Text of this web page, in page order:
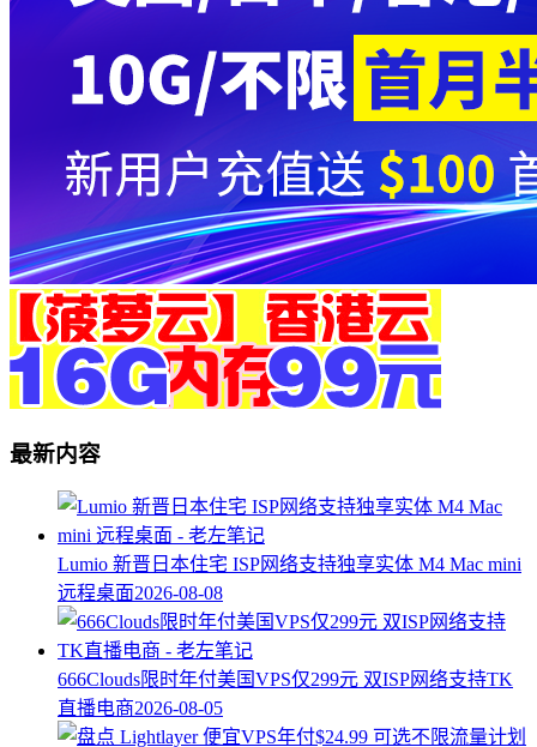
最新内容
Lumio 新晋日本住宅 ISP网络支持独享实体 M4 Mac mini
远程桌面2026-08-08
666Clouds限时年付美国VPS仅299元 双ISP网络支持TK
直播电商2026-08-05